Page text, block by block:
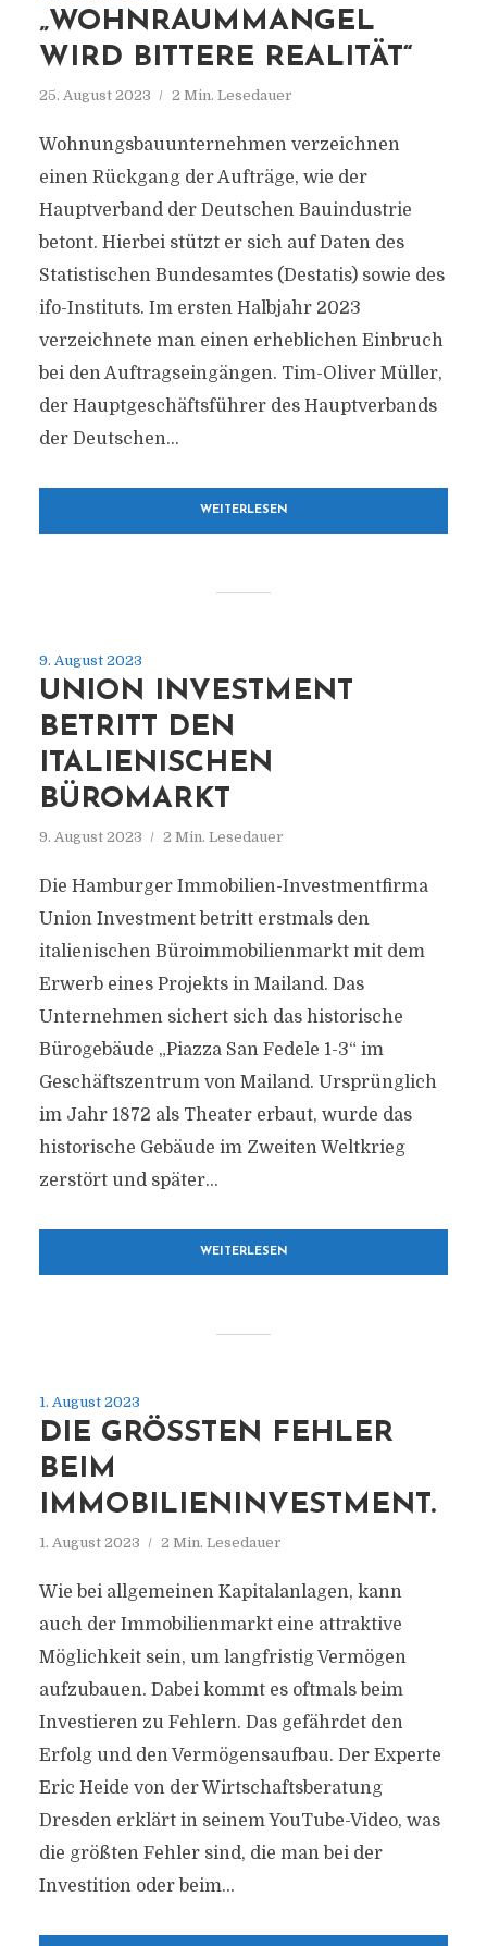
„WOHNRAUMMANGEL
WIRD BITTERE REALITÄT“
25. August 2023 2 Min. Lesedauer
Wohnungsbauunternehmen verzeichnen
einen Rückgang der Aufträge, wie der
Hauptverband der Deutschen Bauindustrie
betont. Hierbei stützt er sich auf Daten des
Statistischen Bundesamtes (Destatis) sowie des
ifo-Instituts. Im ersten Halbjahr 2023
verzeichnete man einen erheblichen Einbruch
bei den Auftragseingängen. Tim-Oliver Müller,
der Hauptgeschäftsführer des Hauptverbands
der Deutschen...
WEITERLESEN
9. August 2023
UNION INVESTMENT
BETRITT DEN
ITALIENISCHEN
BÜROMARKT
9. August 2023 2 Min. Lesedauer
Die Hamburger Immobilien-Investmentfirma
Union Investment betritt erstmals den
italienischen Büroimmobilienmarkt mit dem
Erwerb eines Projekts in Mailand. Das
Unternehmen sichert sich das historische
Bürogebäude „Piazza San Fedele 1-3“ im
Geschäftszentrum von Mailand. Ursprünglich
im Jahr 1872 als Theater erbaut, wurde das
historische Gebäude im Zweiten Weltkrieg
zerstört und später...
WEITERLESEN
1. August 2023
DIE GRÖSSTEN FEHLER B
EIM I
MMOBILIENINVESTMENT.
1. August 2023 2 Min. Lesedauer
Wie bei allgemeinen Kapitalanlagen, kann
auch der Immobilienmarkt eine attraktive
Möglichkeit sein, um langfristig Vermögen
aufzubauen. Dabei kommt es oftmals beim
Investieren zu Fehlern. Das gefährdet den
Erfolg und den Vermögensaufbau. Der Experte
Eric Heide von der Wirtschaftsberatung
Dresden erklärt in seinem YouTube-Video, was
die größten Fehler sind, die man bei der
Investition oder beim...